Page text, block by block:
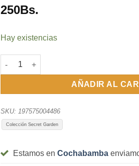
250Bs.
Hay existencias
Vanilla Lace 250 ml cantidad
AÑADIR AL
SKU: 197575004486
Colección Secret Garden
Estamos en Cochabamba